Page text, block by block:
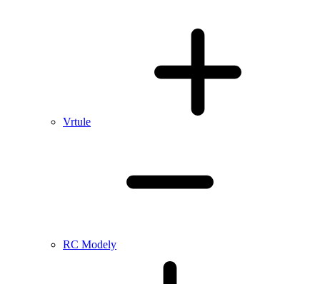
Vrtule
RC Modely